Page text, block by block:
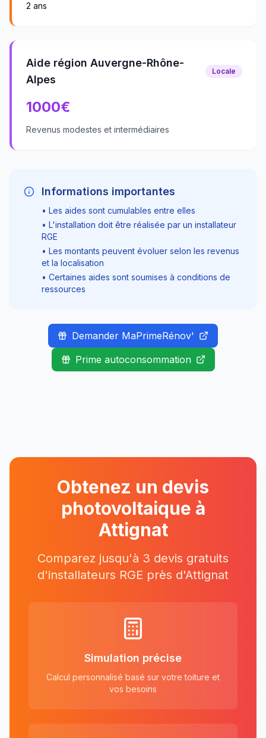
2 ans
Aide région Auvergne-Rhône-
Alpes
Locale
1000€
Revenus modestes et intermédiaires
Informations importantes
• Les aides sont cumulables entre elles
• L'installation doit être réalisée par un installateur
RGE
• Les montants peuvent évoluer selon les revenus
et la localisation
• Certaines aides sont soumises à conditions de
ressources
Demander MaPrimeRénov'
Prime autoconsommation
Obtenez un devis
photovoltaique à
Attignat
Comparez jusqu'à 3 devis gratuits
d'installateurs RGE près d'Attignat
Simulation précise
Calcul personnalisé basé sur votre toiture et
vos besoins